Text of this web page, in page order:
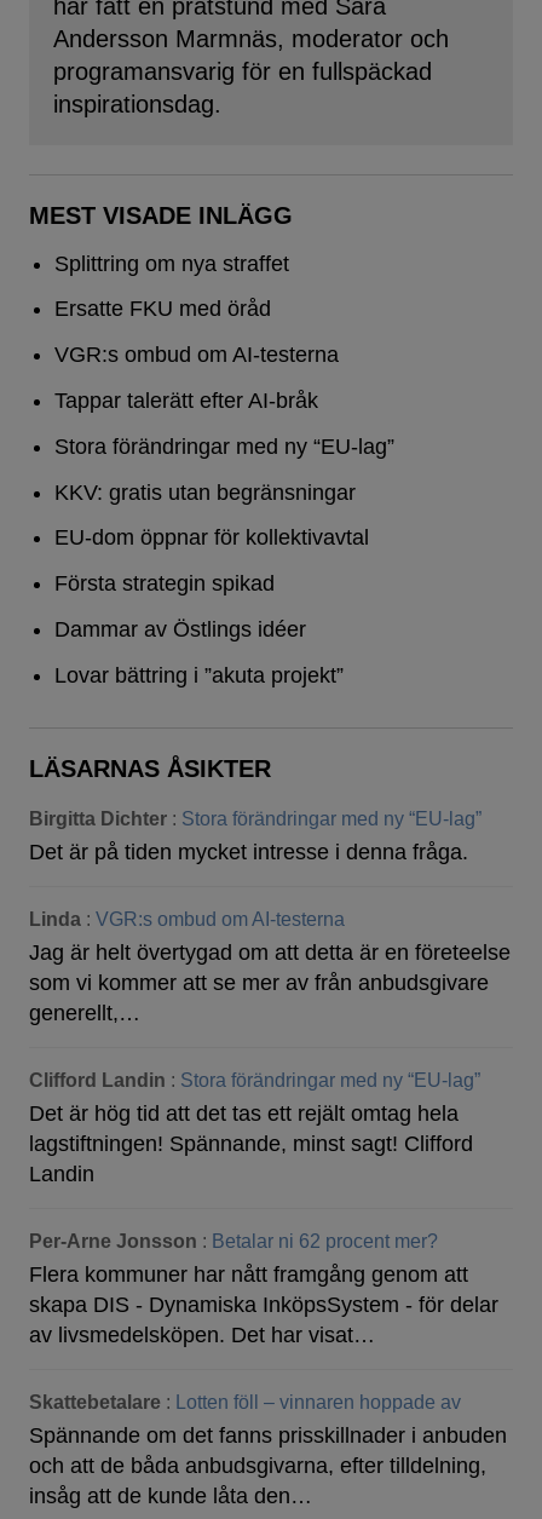
har fått en pratstund med Sara
Andersson Marmnäs, moderator och
programansvarig för en fullspäckad
inspirationsdag.
MEST VISADE INLÄGG
Splittring om nya straffet
Ersatte FKU med öråd
VGR:s ombud om AI-testerna
Tappar talerätt efter AI-bråk
Stora förändringar med ny “EU-lag”
KKV: gratis utan begränsningar
EU-dom öppnar för kollektivavtal
Första strategin spikad
Dammar av Östlings idéer
Lovar bättring i ”akuta projekt”
LÄSARNAS ÅSIKTER
Birgitta Dichter : Stora förändringar med ny “EU-lag”
Det är på tiden mycket intresse i denna fråga.
Linda : VGR:s ombud om AI-testerna
Jag är helt övertygad om att detta är en företeelse
som vi kommer att se mer av från anbudsgivare
generellt,…
Clifford Landin : Stora förändringar med ny “EU-lag”
Det är hög tid att det tas ett rejält omtag hela
lagstiftningen! Spännande, minst sagt! Clifford
Landin
Per-Arne Jonsson : Betalar ni 62 procent mer?
Flera kommuner har nått framgång genom att
skapa DIS - Dynamiska InköpsSystem - för delar
av livsmedelsköpen. Det har visat…
Skattebetalare : Lotten föll – vinnaren hoppade av
Spännande om det fanns prisskillnader i anbuden
och att de båda anbudsgivarna, efter tilldelning,
insåg att de kunde låta den…